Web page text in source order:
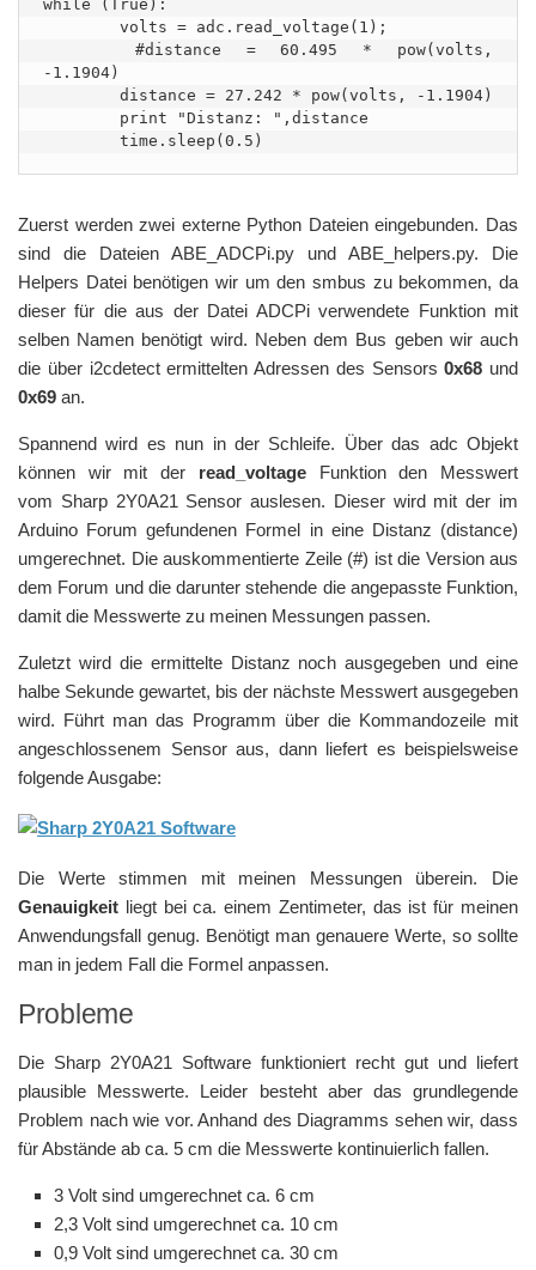
while (True):
-1.1904)
Zuerst werden zwei externe Python Dateien eingebunden. Das
sind die Dateien ABE_ADCPi.py und ABE_helpers.py. Die
Helpers Datei benötigen wir um den smbus zu bekommen, da
dieser für die aus der Datei ADCPi verwendete Funktion mit
selben Namen benötigt wird. Neben dem Bus geben wir auch
die über i2cdetect ermittelten Adressen des Sensors0x68 und
0x69 an.
Spannend wird es nun in der Schleife. Über das adc Objekt
können wir mit der read_voltageFunktion den Messwert
vom Sharp 2Y0A21 Sensor auslesen. Dieser wird mit der im
Arduino Forum gefundenen Formel in eine Distanz (distance)
umgerechnet. Die auskommentierte Zeile (#) ist die Version aus
dem Forum und die darunter stehende die angepasste Funktion,
damit die Messwerte zu meinen Messungen passen.
Zuletzt wird die ermittelte Distanz noch ausgegeben und eine
halbe Sekunde gewartet, bis der nächste Messwert ausgegeben
wird. Führt man das Programm über die Kommandozeile mit
angeschlossenem Sensor aus, dann liefert es beispielsweise
folgende Ausgabe:
Die Werte stimmen mit meinen Messungen überein. Die
Genauigkeit liegt bei ca. einem Zentimeter, das ist für meinen
Anwendungsfall genug. Benötigt man genauere Werte, so sollte
man in jedem Fall die Formel anpassen.
Probleme
Die Sharp 2Y0A21 Software funktioniert recht gut und liefert
plausible Messwerte. Leider besteht aber das grundlegende
Problem nach wie vor. Anhand des Diagramms sehen wir, dass
für Abstände ab ca. 5 cm die Messwerte kontinuierlich fallen.
3 Volt sind umgerechnet ca. 6 cm
2,3 Volt sind umgerechnet ca. 10 cm
0,9 Volt sind umgerechnet ca. 30 cm